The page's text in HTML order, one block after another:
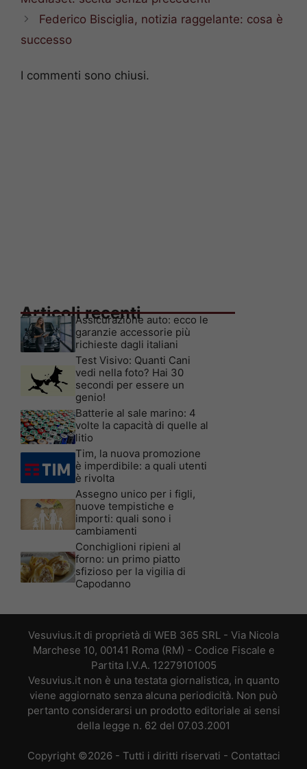
Federico Bisciglia, notizia raggelante: cosa è
successo
I commenti sono chiusi.
Articoli recenti
Assicurazione auto: ecco le
garanzie accessorie più
richieste dagli italiani
Test Visivo: Quanti Cani
vedi nella foto? Hai 30
secondi per essere un
genio!
Batterie al sale marino: 4
volte la capacità di quelle al
litio
Tim, la nuova promozione
è imperdibile: a quali utenti
è rivolta
Assegno unico per i figli,
nuove tempistiche e
importi: quali sono i
cambiamenti
Conchiglioni ripieni al
forno: un primo piatto
sfizioso per la vigilia di
Capodanno
Vesuvius.it di proprietà di WEB 365 SRL - Via Nicola
Marchese 10, 00141 Roma (RM) - Codice Fiscale e
Partita I.V.A. 12279101005
Vesuvius.it non è una testata giornalistica, in quanto
viene aggiornato senza alcuna periodicità. Non può
pertanto considerarsi un prodotto editoriale ai sensi
della legge n. 62 del 07.03.2001
Copyright ©2026 - Tutti i diritti riservati - Contattaci